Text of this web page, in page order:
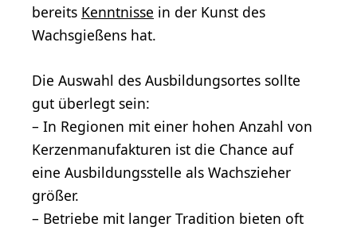
bereits Kenntnisse in der Kunst des
Wachsgießens hat.
Die Auswahl des Ausbildungsortes sollte
gut überlegt sein:
– In Regionen mit einer hohen Anzahl von
Kerzenmanufakturen ist die Chance auf
eine Ausbildungsstelle als Wachszieher
größer.
– Betriebe mit langer Tradition bieten oft